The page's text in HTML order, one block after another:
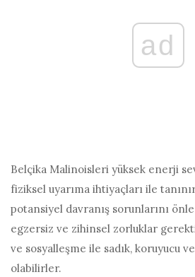
ad
Belçika Malinoisleri yüksek enerji
fiziksel uyarıma ihtiyaçları ile
potansiyel davranış sorunlarını
egzersiz ve zihinsel zorluklar
ve sosyalleşme ile sadık, koruyucu
olabilirler.